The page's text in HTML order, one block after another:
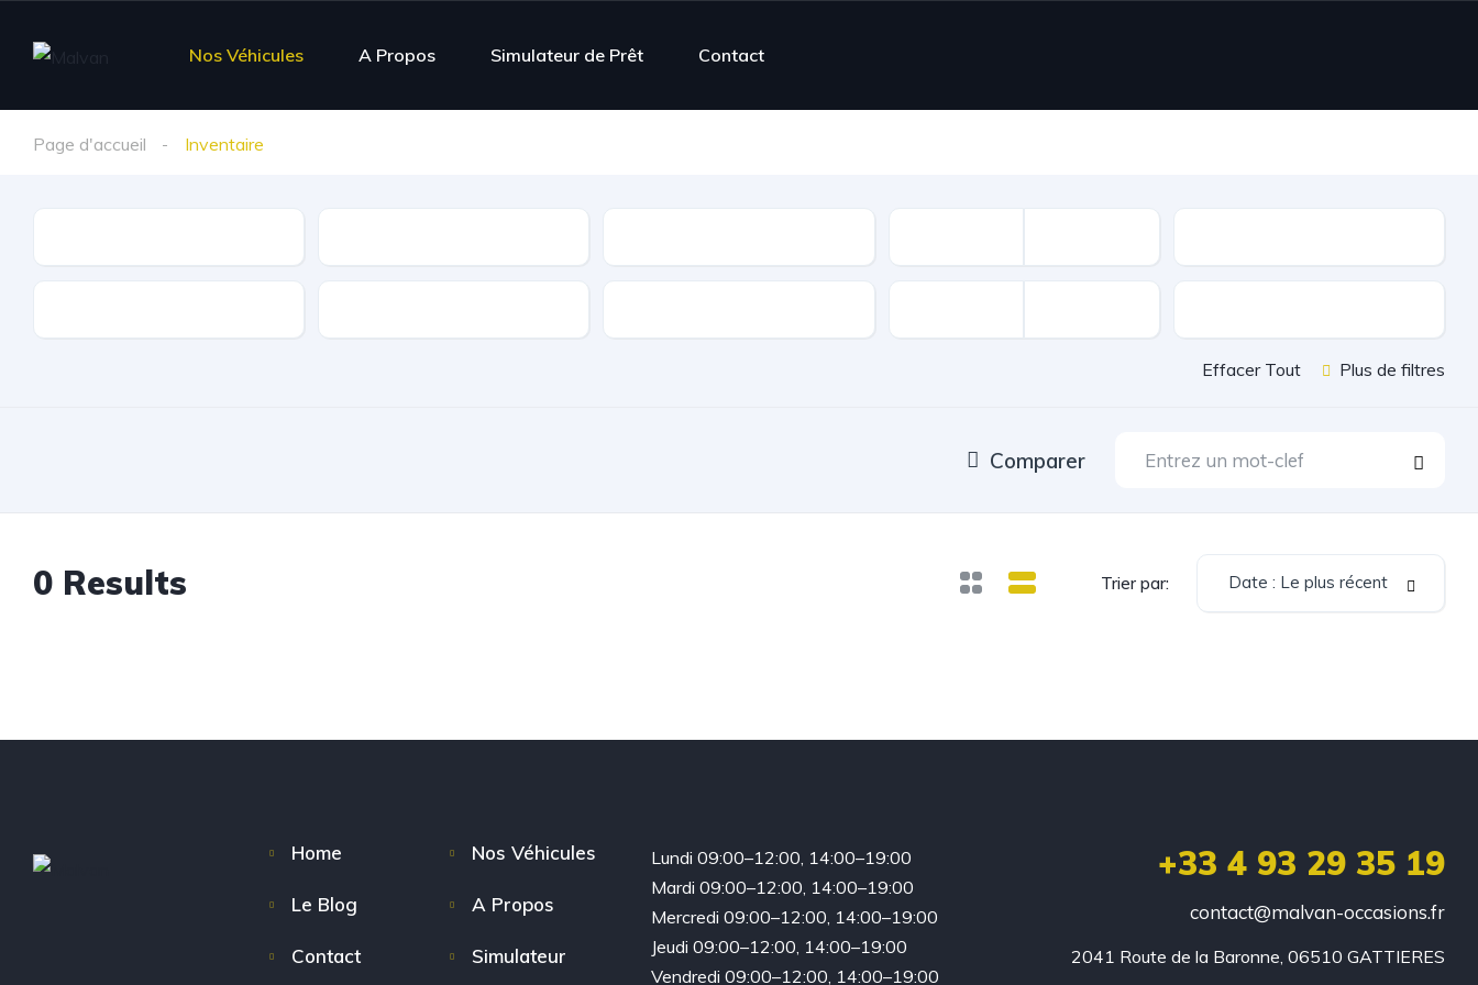
Nos Véhicules A Propos Simulateur de Prêt Contact
Page d'accueil Inventaire
Effacer Tout Plus de filtres
Comparer
0 Results Trier par: Date : Le plus récent
Home Nos Véhicules
Le Blog A Propos
Contact Simulateur
Lundi 09:00–12:00, 14:00–19:00
Mardi 09:00–12:00, 14:00–19:00
Mercredi 09:00–12:00, 14:00–19:00
Jeudi 09:00–12:00, 14:00–19:00
Vendredi 09:00–12:00, 14:00–19:00
+33 4 93 29 35 19
contact@malvan-occasions.fr
2041 Route de la Baronne, 06510 GATTIERES